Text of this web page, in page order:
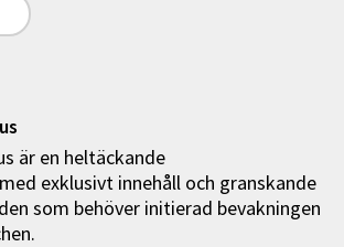
är en heltäckande
exklusivt innehåll och granskande
som behöver initierad bevakningen